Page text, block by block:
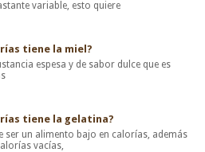
variable, esto quiere
tiene la miel?
espesa y de sabor dulce que es
tiene la gelatina?
ser un alimento bajo en calorías, además
vacías,